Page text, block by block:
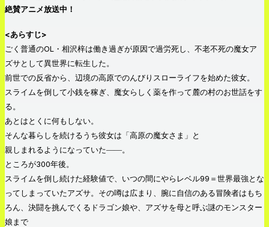
絶賛アニメ放送中！
<あらすじ>
ごく普通のOL・相沢梓は働き過ぎが原因で過労死し、不老不死の魔女ア
ズサとして異世界に転生した。
前世での反省から、辺境の高原でのんびりスローライフを始めた彼女。
スライムを倒して小銭を稼ぎ、魔女らしく薬を作って麓の村のお世話をす
る。
あとはとくに何もしない。
そんな暮らしを続けるうち彼女は「高原の魔女さま」と
親しまれるようになっていた――。
ところが300年後。
スライムを倒し続けた経験値で、いつの間にやらレベル99＝世界最強とな
ってしまっていたアズサ。その噂は広まり、腕に自信のある冒険者はもち
ろん、決闘を挑んでくるドラゴン娘や、アズサを母と呼ぶ謎のモンスター
娘まで